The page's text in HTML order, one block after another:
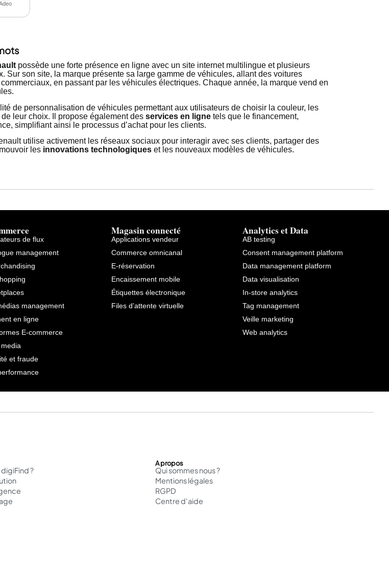
possède une forte présence en ligne avec un site internet multilingue et plusieurs
Sur son site, la marque présente sa large gamme de véhicules, allant des voitures
en passant par les véhicules électriques. Chaque année, la marque vend en
de personnalisation de véhicules permettant aux utilisateurs de choisir la couleur, les
leur choix. Il propose également des services en ligne tels que le financement,
simplifiant ainsi le processus d’achat pour les clients.
utilise activement les réseaux sociaux pour interagir avec ses clients, partager des
les innovations technologiques et les nouveaux modèles de véhicules.
de flux
management
management
en ligne
E-commerce
et fraude
Magasin connecté
Applications vendeur
Commerce omnicanal
E-réservation
Encaissement mobile
Étiquettes électronique
Files d’attente virtuelle
Analytics et Data
AB testing
Consent management platform
Data management platform
Data visualisation
In-store analytics
Tag management
Veille marketing
Web analytics
?
A propos
Qui sommes nous ?
Mentions légales
RGPD
Centre d'aide